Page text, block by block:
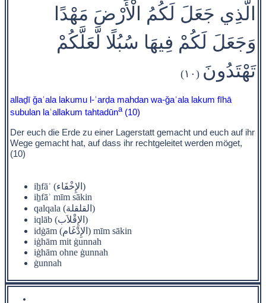
الَّذِي جَعَلَ لَكُمُ الْأَرْضَ مَهْدًا
وَجَعَلَ لَكُمْ فِيهَا سُبُلًا لَّعَلَّكُمْ
تَهْتَدُونَ (١٠)
allaḏī ǧaʿala lakumu l-ʾarḍa mahdan wa-ǧaʿala lakum fīhā
subulan laʿallakum tahtadūna(10)
Der euch die Erde zu einer Lagerstatt gemacht und euch auf ihr
Wege gemacht hat, auf dass ihr rechtgeleitet werden möget,
(10)
iẖfāʾ (الإِخْفَاء)
iẖfāʾ mīm sākin
qalqala (القلقلة)
iqlāb (الإِقْلاَب)
idġām (الإِدْغَام) mīm sākin
iġhām mit ġunnah
iġhām ohne ġunnah
ġunnah